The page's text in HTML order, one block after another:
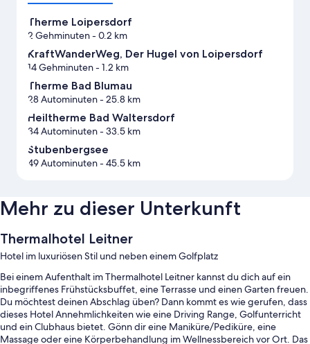
Therme Loipersdorf
2 Gehminuten- 0.2 km
KraftWanderWeg, Der Hugel von Loipersdorf
14 Gehminuten- 1.2 km
Therme Bad Blumau
28 Autominuten- 25.8 km
Heiltherme Bad Waltersdorf
34 Autominuten- 33.5 km
Stubenbergsee
49 Autominuten- 45.5 km
Mehr zu dieser Unterkunft
Thermalhotel Leitner
Hotel im luxuriösen Stil und neben einem Golfplatz
Bei einem Aufenthalt im Thermalhotel Leitner kannst du dich auf ein
inbegriffenes Frühstücksbuffet, eine Terrasse und einen Garten freuen.
Du möchtest deinen Abschlag üben? Dann kommt es wie gerufen, dass
dieses Hotel Annehmlichkeiten wie eine Driving Range, Golfunterricht
und ein Clubhaus bietet. Gönn dir eine Maniküre/Pediküre, eine
Massage oder eine Körperbehandlung im Wellnessbereich vor Ort. Das